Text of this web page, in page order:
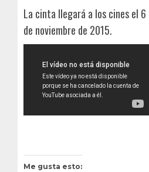
La cinta llegará a los cines el 6
de noviembre de 2015.
Me gusta esto: